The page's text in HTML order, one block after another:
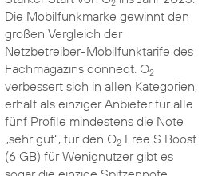
2
Die Mobilfunkmarke gewinnt den
großen Vergleich der
Netzbetreiber-Mobilfunktarife des
Fachmagazins connect. O2
verbessert sich in allen Kategorien,
erhält als einziger Anbieter für alle
fünf Profile mindestens die Note
„sehr gut“, für den O2Free S Boost
(6 GB) für Wenignutzer gibt es